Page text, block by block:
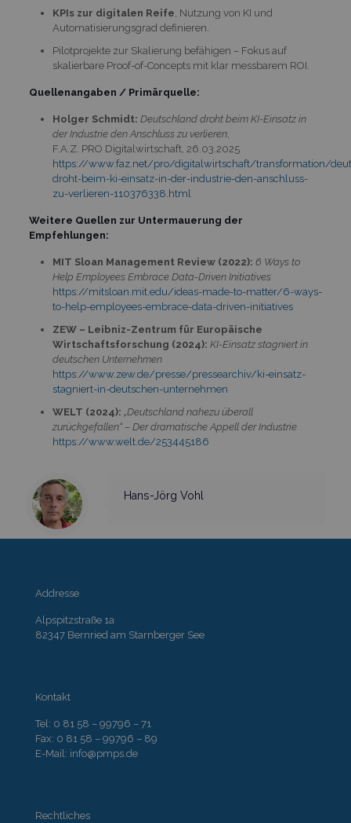
KPIs zur digitalen Reife, Nutzung von KI und
Automatisierungsgrad definieren.
Pilotprojekte zur Skalierung befähigen – Fokus auf
skalierbare Proof-of-Concepts mit klar messbarem ROI.
Quellenangaben / Primärquelle:
Holger Schmidt: Deutschland droht beim KI-Einsatz in
der Industrie den Anschluss zu verlieren,
F.A.Z. PRO Digitalwirtschaft, 26.03.2025
https://www.faz.net/pro/digitalwirtschaft/transformation/
droht-beim-ki-einsatz-in-der-industrie-den-anschluss-
zu-verlieren-110376338.html
Weitere Quellen zur Untermauerung der
Empfehlungen:
MIT Sloan Management Review (2022): 6 Ways to
Help Employees Embrace Data-Driven Initiatives
https://mitsloan.mit.edu/ideas-made-to-matter/6-ways-
to-help-employees-embrace-data-driven-initiatives
ZEW – Leibniz-Zentrum für Europäische
Wirtschaftsforschung (2024): KI-Einsatz stagniert in
deutschen Unternehmen
https://www.zew.de/presse/pressearchiv/ki-einsatz-
stagniert-in-deutschen-unternehmen
WELT (2024): „Deutschland nahezu überall
zurückgefallen“ – Der dramatische Appell der Industrie
https://www.welt.de/253445186
Hans-Jörg Vohl
Addresse
Alpspitzstraße 1a
82347 Bernried am Starnberger See
Kontakt
Tel: 0 81 58 – 99796 – 71
Fax: 0 81 58 – 99796 – 89
E-Mail: info@pmps.de
Rechtliches